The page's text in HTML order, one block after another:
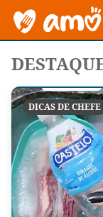
DICAS DE CHEFE